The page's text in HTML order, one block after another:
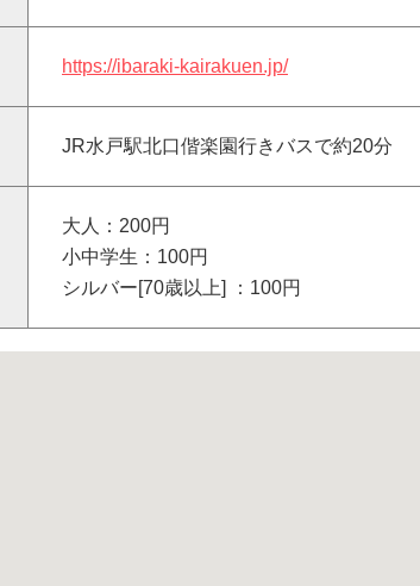
https://ibaraki-kairakuen.jp/
JR水戸駅北口偕楽園行きバスで約20分
大人：200円
小中学生：100円
シルバー[70歳以上] ：100円